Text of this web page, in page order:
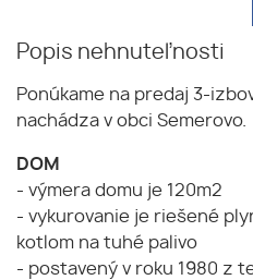
Popis nehnuteľnosti
Ponúkame na predaj 3-
nachádza v obci Semerovo.
DOM
- výmera domu je 120m2
- vykurovanie je riešené
kotlom na tuhé palivo
- postavený v roku 1980 z